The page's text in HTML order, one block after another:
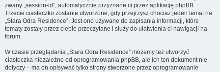
zwany „session-id”, automatycznie przyznane ci przez aplikację phpBB.
Trzecie ciasteczko zostanie utworzone, gdy przejrzysz chociaż jeden temat na
„Stara Odra Residence”. Jest ono używane do zapisania informacji, które
tematy zostały przez ciebie przeczytane i służy do ułatwienia ci nawigacji na
forum.
W czasie przeglądania „Stara Odra Residence” możemy też utworzyć
ciasteczka niezależne od oprogramowania phpBB, ale ich ten dokument nie
dotyczy – ma on opisywać tylko strony stworzone przez oprogramowanie